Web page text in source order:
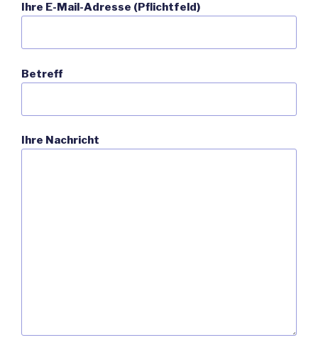
Ihre E-Mail-Adresse (Pflichtfeld)
Betreff
Ihre Nachricht